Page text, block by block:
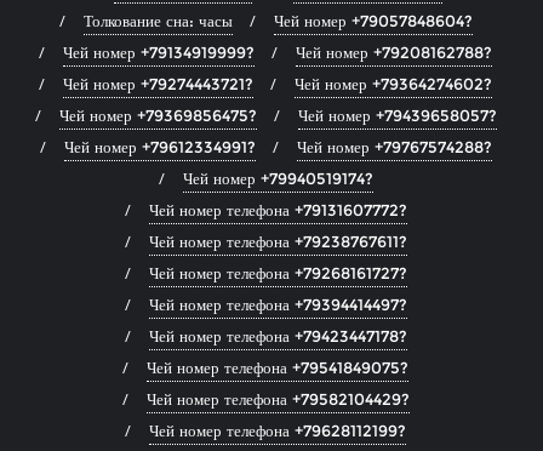
Толкование сна: часы
Чей номер +79057848604?
Чей номер +79134919999?
Чей номер +79208162788?
Чей номер +79274443721?
Чей номер +79364274602?
Чей номер +79369856475?
Чей номер +79439658057?
Чей номер +79612334991?
Чей номер +79767574288?
Чей номер +79940519174?
Чей номер телефона +79131607772?
Чей номер телефона +79238767611?
Чей номер телефона +79268161727?
Чей номер телефона +79394414497?
Чей номер телефона +79423447178?
Чей номер телефона +79541849075?
Чей номер телефона +79582104429?
Чей номер телефона +79628112199?